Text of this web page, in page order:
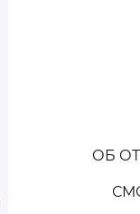
ОБ